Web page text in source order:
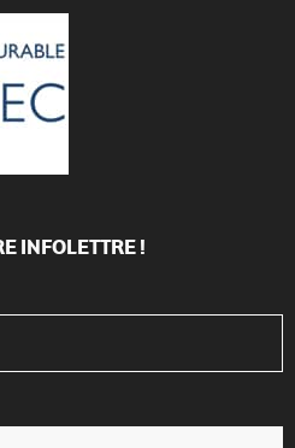
INFOLETTRE !